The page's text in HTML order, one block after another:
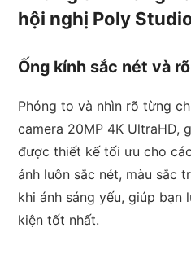
hội nghị Poly
Ống kính sắc nét và
Phóng to và nhìn rõ từng
camera 20MP 4K UltraHD,
được thiết kế tối ưu cho
ảnh luôn sắc nét, màu sắc
khi ánh sáng yếu, giúp bạn
kiện tốt nhất.